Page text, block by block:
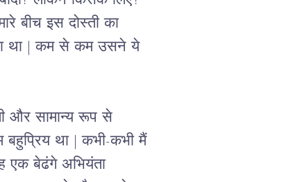
बीच इस दोस्ती का
था | कम से कम उसने ये
और सामान्य रूप से
बहुप्रिय था | कभी-कभी मैं
एक बेढंगे अभियंता